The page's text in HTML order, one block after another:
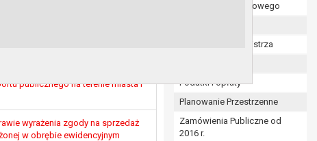
publicznego na terenie miasta i
wyrażenia zgody na sprzedaż
w obrębie ewidencyjnym
Numer konta bankowego
Zarządzenia Burmistrza
Podatki i opłaty
Planowanie Przestrzenne
Zamówienia Publiczne od
2016 r.
(Dz.U. z 2017r., poz. 1875 ze zm.) oraz z